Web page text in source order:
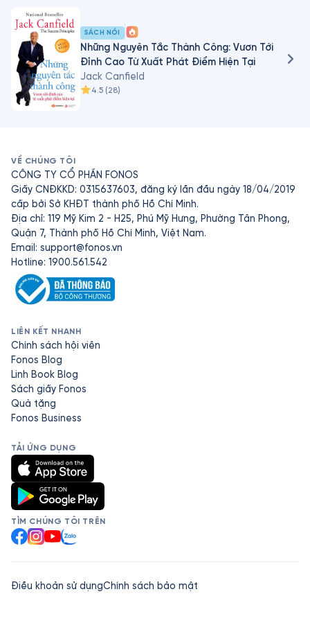
The Success Principles: How to Get From Where You
Are to Where You Want to Be)
SÁCH NÓI
Những Nguyên Tắc Thành Công: Vươn Tới
Đỉnh Cao Từ Xuất Phát Điểm Hiện Tại
Jack Canfield
4.5 (28)
VỀ CHÚNG TÔI
CÔNG TY CỔ PHẦN FONOS
Giấy CNĐKKD: 0315637603, đăng ký lần đầu ngày 18/04/2019
cấp bởi Sở KHĐT thành phố Hồ Chí Minh.
Địa chỉ: 119 Mỹ Kim 2 - H25, Phú Mỹ Hưng, Phường Tân Phong,
Quận 7, Thành phố Hồ Chí Minh, Việt Nam.
Email: support@fonos.vn
Hotline: 1900.561.542
LIÊN KẾT NHANH
Chính sách hội viên
Fonos Blog
Linh Book Blog
Sách giấy Fonos
Quà tặng
Fonos Business
TẢI ỨNG DỤNG
TÌM CHÚNG TÔI TRÊN
Facebook
Instagram
YouTube
Zalo
Điều khoản sử dụngChính sách bảo mật